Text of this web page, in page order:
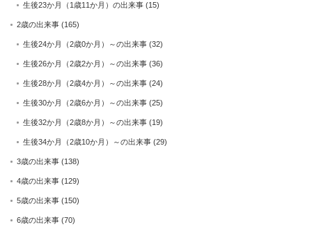
生後23か月（1歳11か月）の出来事 (15)
2歳の出来事 (165)
生後24か月（2歳0か月）～の出来事 (32)
生後26か月（2歳2か月）～の出来事 (36)
生後28か月（2歳4か月）～の出来事 (24)
生後30か月（2歳6か月）～の出来事 (25)
生後32か月（2歳8か月）～の出来事 (19)
生後34か月（2歳10か月）～の出来事 (29)
3歳の出来事 (138)
4歳の出来事 (129)
5歳の出来事 (150)
6歳の出来事 (70)